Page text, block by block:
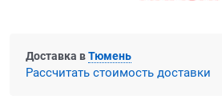
Доставка вТюмень
Рассчитать стоимость доставки